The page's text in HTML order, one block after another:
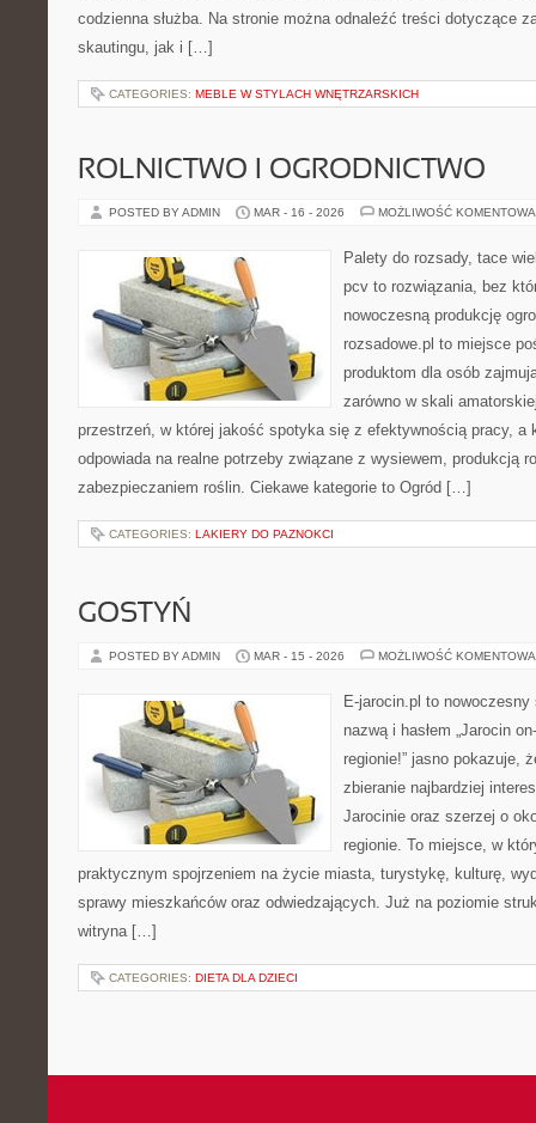
codzienna służba. Na stronie można odnaleźć treści dotyczące
skautingu, jak i […]
CATEGORIES: MEBLE W STYLACH WNĘTRZARSKICH
ROLNICTWO I OGRODNICTWO
POSTED BY ADMIN MAR - 16 - 2026 MOŻLIWOŚĆ
Palety do rozsady, tace
pcv to rozwiązania, bez
nowoczesną produkcję
rozsadowe.pl to miejsce
produktom dla osób
zarówno w skali
przestrzeń, w której jakość spotyka się z efektywnością pracy, a
odpowiada na realne potrzeby związane z wysiewem, produkcją
zabezpieczaniem roślin. Ciekawe kategorie to Ogród […]
CATEGORIES: LAKIERY DO PAZNOKCI
GOSTYŃ
POSTED BY ADMIN MAR - 15 - 2026 MOŻLIWOŚĆ
E-jarocin.pl to
nazwą i hasłem „Jarocin
regionie!” jasno pokazuje,
zbieranie najbardziej
Jarocinie oraz szerzej o
regionie. To miejsce, w
praktycznym spojrzeniem na życie miasta, turystykę, kulturę,
sprawy mieszkańców oraz odwiedzających. Już na poziomie
witryna […]
CATEGORIES: DIETA DLA DZIECI